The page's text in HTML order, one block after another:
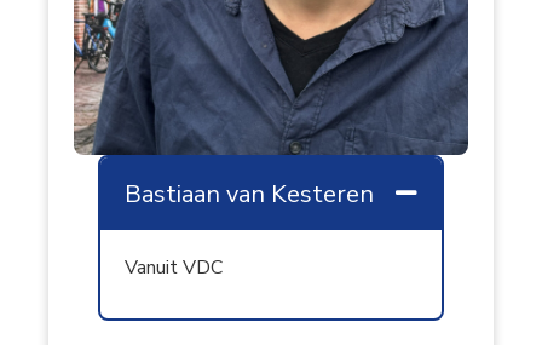
Bastiaan van Kesteren
Vanuit VDC